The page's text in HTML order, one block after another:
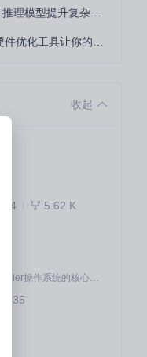
收起
844 5.62 K
openEuler内核是openEuler操作系统的核心，既是系统性能与稳定性的基石，也是连接处理器、设备与服务的桥梁。
535